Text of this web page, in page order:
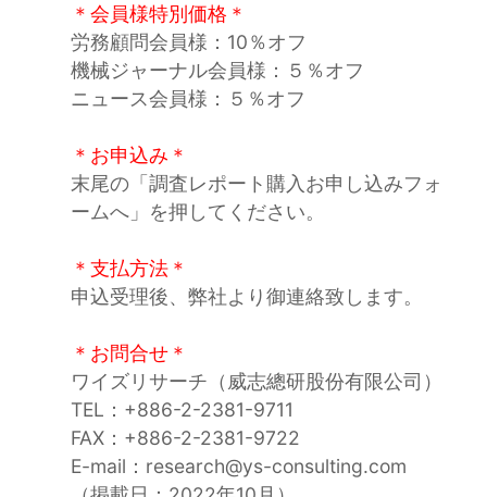
＊会員様特別価格＊
労務顧問会員様：10％オフ
機械ジャーナル会員様：５％オフ
ニュース会員様：５％オフ
＊お申込み＊
末尾の「調査レポート購入お申し込みフォ
ームへ」を押してください。
＊支払方法＊
申込受理後、弊社より御連絡致します。
＊お問合せ＊
ワイズリサーチ（威志總研股份有限公司）
TEL：+886-2-2381-9711
FAX：+886-2-2381-9722
E-mail：research@ys-consulting.com